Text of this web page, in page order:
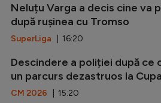
Neluțu Varga a decis cine va
după rușinea cu Tromso
SuperLiga | 16:20
Descindere a poliției după ce
un parcurs dezastruos la
CM 2026 | 15:20